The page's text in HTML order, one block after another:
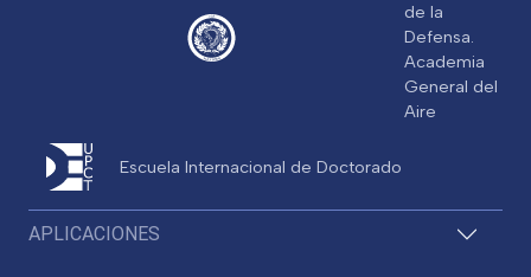
APLICACIONES
de la
Defensa.
Academia
General del
Aire
Escuela Internacional de Doctorado